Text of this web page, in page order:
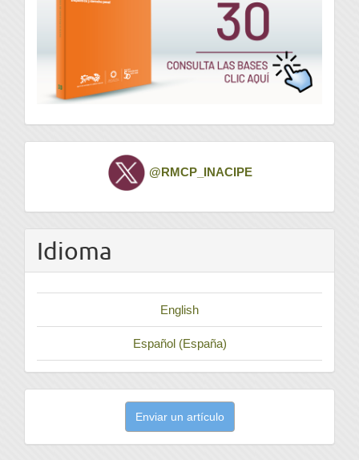
Twitter @RMCP_INACIPE
Idioma
English
Español (España)
Enviar un artículo